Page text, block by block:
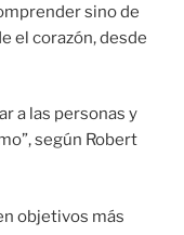
sino de
el corazón, desde
a las personas y
según Robert
objetivos más